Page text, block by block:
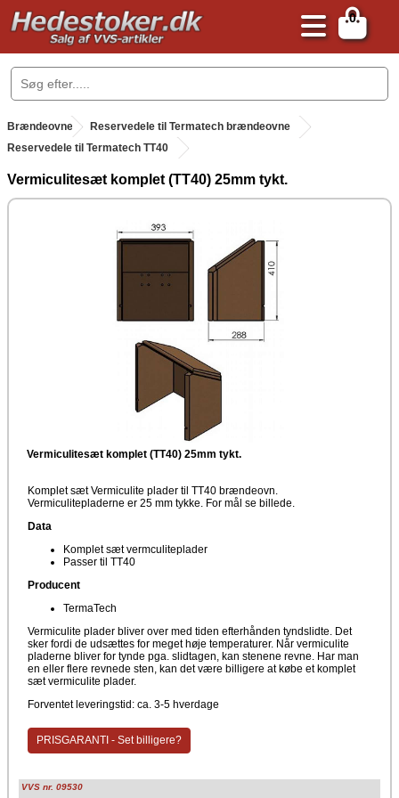
0
.
Brændeovne .
Reservedele til Termatech brændeovne
Reservedele til Termatech TT40
Vermiculitesæt komplet (TT40) 25mm tykt.
Vermiculitesæt komplet (TT40) 25mm tykt.
Komplet sæt Vermiculite plader til TT40 brændeovn.
Vermiculitepladerne er 25 mm tykke. For mål se billede.
Data
Komplet sæt vermculiteplader
Passer til TT40
Producent
TermaTech
Vermiculite plader bliver over med tiden efterhånden tyndslidte. Det
sker fordi de udsættes for meget høje temperaturer. Når vermiculite
pladerne bliver for tynde pga. slidtagen, kan stenene revne. Har man
en eller flere revnede sten, kan det være billigere at købe et komplet
sæt vermiculite plader.
Forventet leveringstid: ca. 3-5 hverdage
PRISGARANTI - Set billigere?
VVS nr. 09530